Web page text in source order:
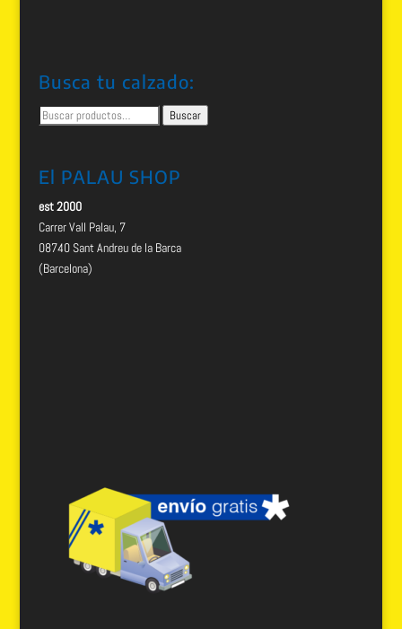
Busca tu calzado:
Buscar
por:
Buscar
El PALAU SHOP
est 2000
Carrer Vall Palau, 7
08740 Sant Andreu de la Barca
(Barcelona)